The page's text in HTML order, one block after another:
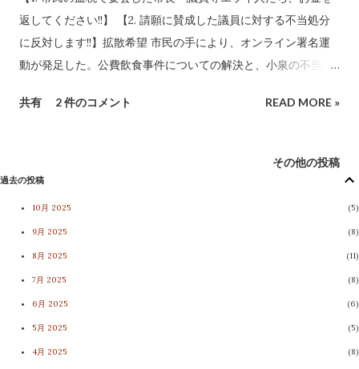
与えたというのは、朝日の記者さんが取材を通じて確証を得た
のだろう。もしかすると、やり直し審議のために審議会委員と
連絡を取った事務局が、市議会の動向などを伝えてあったのか
もしれない。 【一市民の意見を気にした審議会】 10月19日の
信濃毎日新聞北信版から引用する。 「8月の前回会合で1.42%の
返してください!!】 【2. 請願に賛成した議員に対する不当処分
に反対します!!】拡散希望 市民の手により、オンライン署名運
動が発足した。公費飲食事件についての解決と、小泉の不当処
をお願いします!! 署名により得られた個人情報は、目的外には
に詳述してあります。 市民を応援したら懲罰動議!? 1人対35人
でも退かぬ! 媚びぬ! 省みぬ!! 議会の信頼回復を求める小泉一真
より削除されている。今般、匿名市民のご協力により、CATV
動画から当該討論をテキスト情報としてご提供いただいた。広
く市民に議論していただくため、あえて 議事録削除部分-黄色
共有 2 件のコメント READ MORE »
その他の投稿
過去の投稿
10月 2025 5
9月 2025 8
8月 2025 11
7月 2025 8
6月 2025 6
5月 2025 5
4月 2025 8